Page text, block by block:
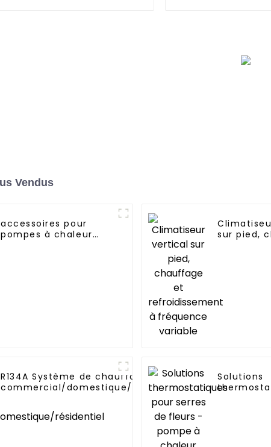
Vendus
accessoires pour
pompes à chaleur
sur pied,
R134A Système de chauffage
commercial/domestique/résidentiel
électrique tout-en-un monobloc air
vers source d'air vers pompe à
chaleur chauffe-eau
Solutions